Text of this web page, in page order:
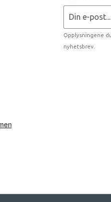
Opplysningene
nyhetsbrev.